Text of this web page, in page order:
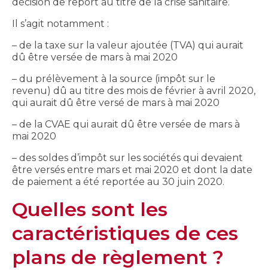
Il s’agit notamment :
– de la taxe sur la valeur ajoutée (TVA) qui aurait
dû être versée de mars à mai 2020
– du prélèvement à la source (impôt sur le
revenu) dû au titre des mois de février à avril 2020,
qui aurait dû être versé de mars à mai 2020
– de la CVAE qui aurait dû être versée de mars à
mai 2020
– des soldes d’impôt sur les sociétés qui devaient
être versés entre mars et mai 2020 et dont la date
de paiement a été reportée au 30 juin 2020.
Quelles sont les
caractéristiques de ces
plans de règlement ?